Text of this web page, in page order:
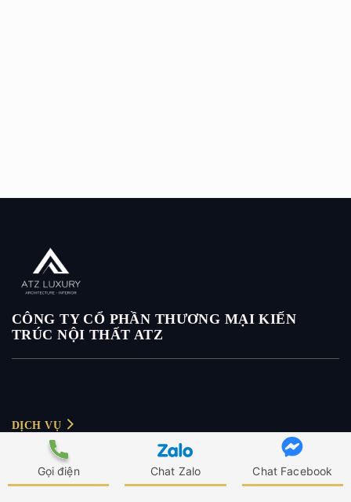
Gọi điện Chat Zalo Chat Facebook
CÔNG TY CỔ PHẦN THƯƠNG MẠI KIẾN
TRÚC NỘI THẤT ATZ
DỊCH VỤ
Thiết kế nội thất
Thiết kế nội thất biệt thự
CHÍNH SÁCH